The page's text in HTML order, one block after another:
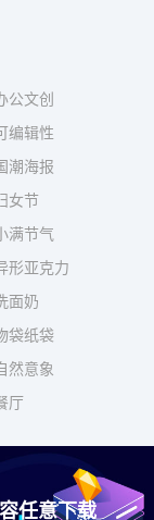
公文创
编辑性
潮海报
女节
满节气
形亚克力
面奶
袋纸袋
然意象
厅
任意下载